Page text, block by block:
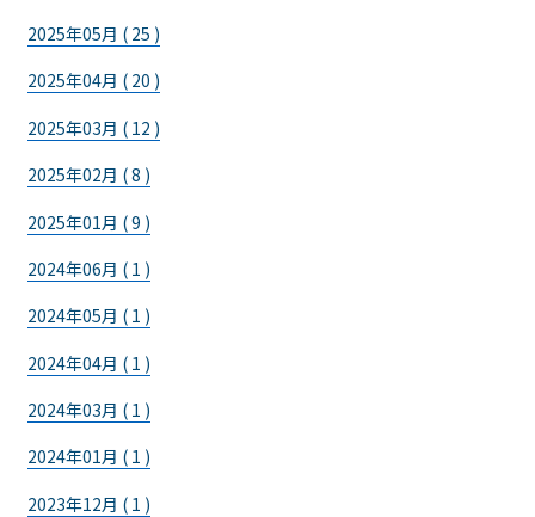
2025年05月 ( 25 )
2025年04月 ( 20 )
2025年03月 ( 12 )
2025年02月 ( 8 )
2025年01月 ( 9 )
2024年06月 ( 1 )
2024年05月 ( 1 )
2024年04月 ( 1 )
2024年03月 ( 1 )
2024年01月 ( 1 )
2023年12月 ( 1 )